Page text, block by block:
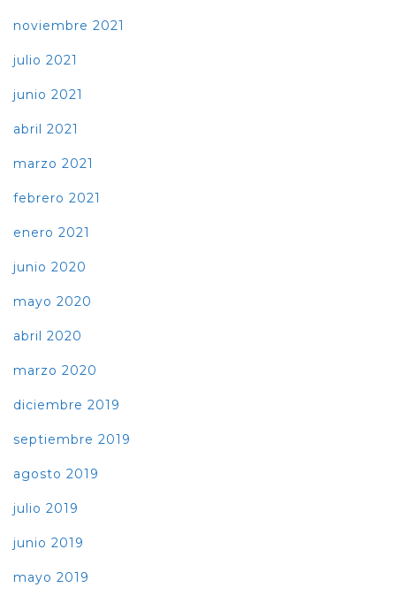
noviembre 2021
julio 2021
junio 2021
abril 2021
marzo 2021
febrero 2021
enero 2021
junio 2020
mayo 2020
abril 2020
marzo 2020
diciembre 2019
septiembre 2019
agosto 2019
julio 2019
junio 2019
mayo 2019